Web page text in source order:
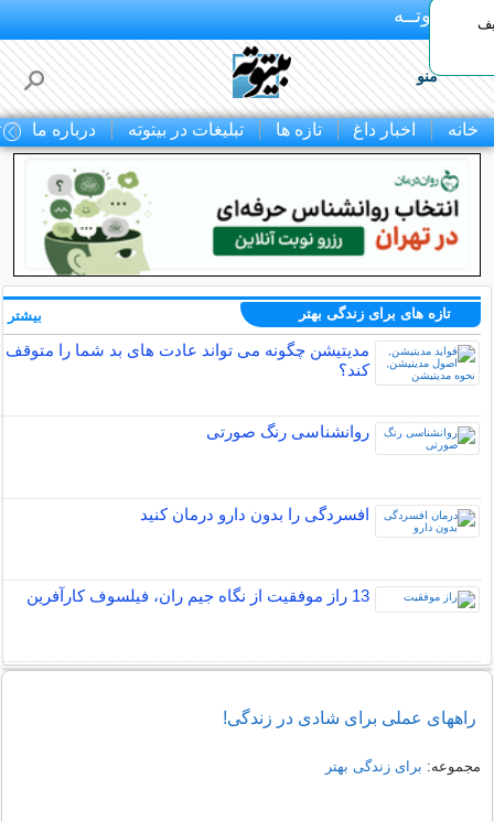
بـیتوتــه
منو
خانه اخبار داغ تازه ها تبلیغات در بیتوته درباره ما
تازه های برای زندگی بهتر
مدیتیشن چگونه می تواند عادت های بد شما را متوقف
کند؟
روانشناسی رنگ صورتی
افسردگی را بدون دارو درمان کنید
13 راز موفقیت از نگاه جیم ران، فیلسوف کارآفرین
بیشتر
راههای عملی برای شادی در زندگی!
مجموعه: برای زندگی بهتر